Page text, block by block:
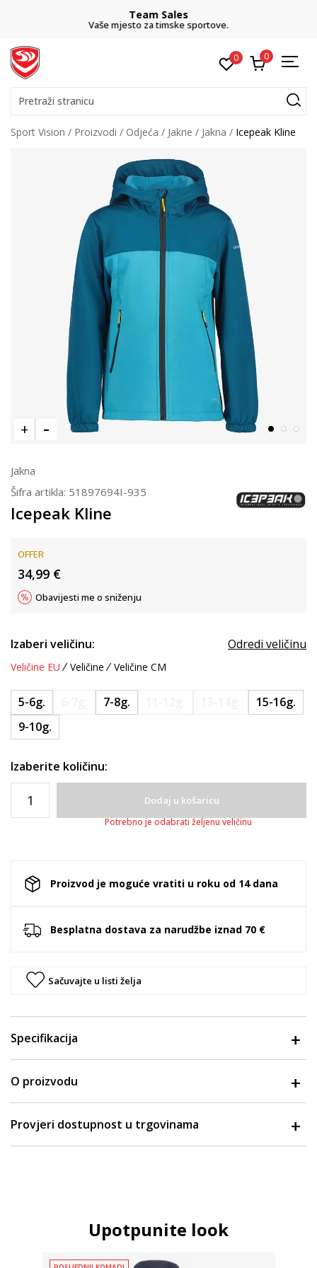
Team Sales
Vaše mjesto za timske sportove.
0 0
Pretraži stranicu
Sport Vision Proizvodi Odjeća Jakne Jakna Icepeak Kline
Jakna
Šifra artikla: 51897694I-935
Icepeak Kline
OFFER
34,99 €
Obavijesti me o sniženju
Izaberi veličinu: Odredi veličinu
Veličine EU Veličine Veličine CM
5-6g. 7-8g.
15-16g.
9-10g.
Izaberite količinu:
Dodaj u košaricu
Potrebno je odabrati željenu veličinu
Proizvod je moguće vratiti u roku od 14 dana
Besplatna dostava za narudžbe iznad 70 €
Sačuvajte u listi želja
Specifikacija
O proizvodu
Provjeri dostupnost u trgovinama
Upotpunite look